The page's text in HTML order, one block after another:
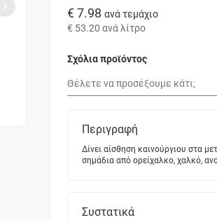
€ 7.98 ανά τεμάχιο
€ 53.20 ανά λίτρο
Σχόλια προϊόντος
Περιγραφή
Δίνει αίσθηση καινούργιου στα
σημάδια από ορείχαλκο, χαλκό,
Συστατικά